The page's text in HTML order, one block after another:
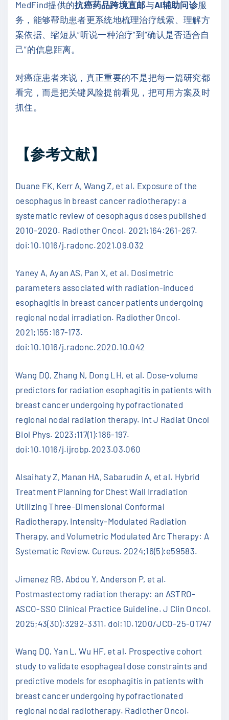
MedFind提供的抗癌药品跨境直邮与AI辅助问诊服
务，能够帮助患者更系统地梳理治疗线索、理解方
案依据、缩短从“听说一种治疗”到“确认是否适合自
己”的信息距离。
对癌症患者来说，真正重要的不是把每一篇研究都
看完，而是把关键风险提前看见，把可用方案及时
抓住。
【参考文献】
Duane FK, Kerr A, Wang Z, et al. Exposure of the
oesophagus in breast cancer radiotherapy: a
systematic review of oesophagus doses published
2010-2020. Radiother Oncol. 2021;164:261-267.
doi:10.1016/j.radonc.2021.09.032
Yaney A, Ayan AS, Pan X, et al. Dosimetric
parameters associated with radiation-induced
esophagitis in breast cancer patients undergoing
regional nodal irradiation. Radiother Oncol.
2021;155:167-173.
doi:10.1016/j.radonc.2020.10.042
Wang DQ, Zhang N, Dong LH, et al. Dose-volume
predictors for radiation esophagitis in patients with
breast cancer undergoing hypofractionated
regional nodal radiation therapy. Int J Radiat Oncol
Biol Phys. 2023;117(1):186-197.
doi:10.1016/j.ijrobp.2023.03.060
Alsaihaty Z, Manan HA, Sabarudin A, et al. Hybrid
Treatment Planning for Chest Wall Irradiation
Utilizing Three-Dimensional Conformal
Radiotherapy, Intensity-Modulated Radiation
Therapy, and Volumetric Modulated Arc Therapy: A
Systematic Review. Cureus. 2024;16(5):e59583.
Jimenez RB, Abdou Y, Anderson P, et al.
Postmastectomy radiation therapy: an ASTRO-
ASCO-SSO Clinical Practice Guideline. J Clin Oncol.
2025;43(30):3292-3311. doi:10.1200/JCO-25-01747
Wang DQ, Yan L, Wu HF, et al. Prospective cohort
study to validate esophageal dose constraints and
predictive models for esophagitis in patients with
breast cancer undergoing hypofractionated
regional nodal radiotherapy. Radiother Oncol.